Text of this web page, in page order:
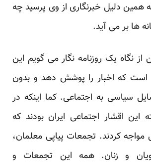
همین دلیل خبرنگاری از وی پرسید چه
ها بر می آید.
نگاه یک روزنامه نگار می گویم این
است که اخبار را پوشش دهد و بدون
سیاسی به اجتماعی. کما اینکه در
اقشار اجتماعی ایران بودند که
کردند. تجمعات پیاپی معلمان،
و زنان. همه این تجمعات و